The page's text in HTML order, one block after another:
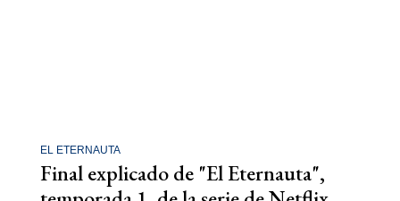
EL ETERNAUTA
Final explicado de "El Eternauta",